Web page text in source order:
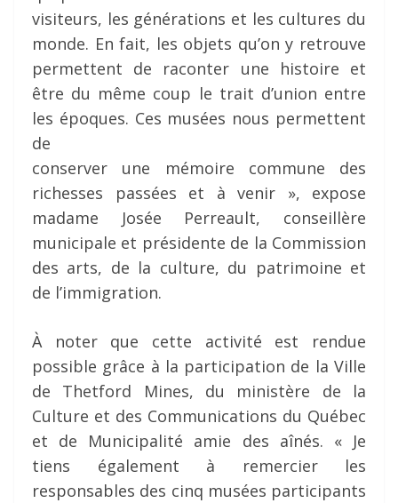
visiteurs, les générations et les cultures du
monde. En fait, les objets qu’on y retrouve
permettent de raconter une histoire et
être du même coup le trait d’union entre
les époques. Ces musées nous permettent
de
conserver une mémoire commune des
richesses passées et à venir », expose
madame Josée Perreault, conseillère
municipale et présidente de la Commission
des arts, de la culture, du patrimoine et
de l’immigration.
À noter que cette activité est rendue
possible grâce à la participation de la Ville
de Thetford Mines, du ministère de la
Culture et des Communications du Québec
et de Municipalité amie des aînés. « Je
tiens également à remercier les
responsables des cinq musées participants